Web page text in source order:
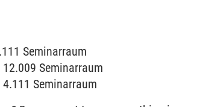
Seminarraum
Seminarraum
Seminarraum